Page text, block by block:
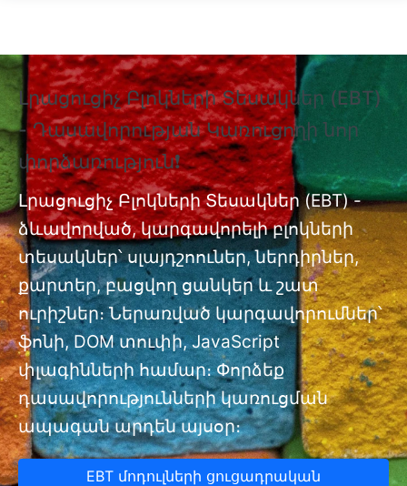
Լրացուցիչ Բլոկների Տեսակներ (EBT)
- Դասավորության Կառուցողի նոր
փորձառություն❗
Լրացուցիչ Բլոկների Տեսակներ (EBT) -
ձևավորված, կարգավորելի բլոկների
տեսակներ՝ սլայդշոուներ, ներդիրներ,
քարտեր, բացվող ցանկեր և շատ
ուրիշներ։ Ներառված կարգավորումներ՝
ֆոնի, DOM տուփի, JavaScript
փլագինների համար։ Փորձեք
դասավորությունների կառուցման
ապագան արդեն այսօր։
EBT մոդուլների ցուցադրական